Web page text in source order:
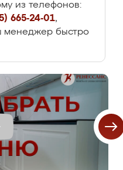
из телефонов:
665-24-01,
менеджер быстро